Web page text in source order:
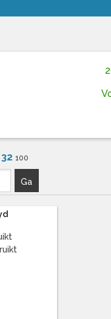
32 100
Ga